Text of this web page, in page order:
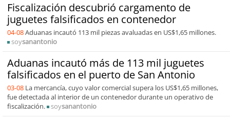
Fiscalización descubrió cargamento de
juguetes falsificados en contenedor
04-08Aduanas incautó 113 mil piezas avaluadas en US$1,65 millones.
soysanantonio
Aduanas incautó más de 113 mil juguetes
falsificados en el puerto de San Antonio
03-08 La mercancía, cuyo valor comercial supera los US$1,65 millones,
fue detectada al interior de un contenedor durante un operativo de
fiscalización.
soysanantonio